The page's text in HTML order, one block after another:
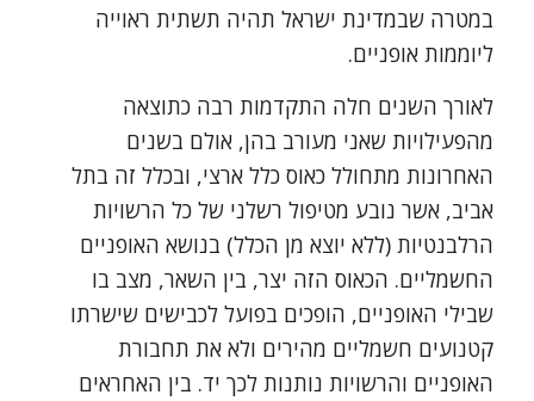
במטרה שבמדינת ישראל תהיה תשתית ראוייה
ליוממות אופניים.
לאורך השנים חלה התקדמות רבה כתוצאה
מהפעילויות שאני מעורב בהן, אולם בשנים
האחרונות מתחולל כאוס כלל ארצי, ובכלל זה בתל
אביב, אשר נובע מטיפול רשלני של כל הרשויות
הרלבנטיות (ללא יוצא מן הכלל) בנושא האופניים
החשמליים. הכאוס הזה יצר, בין השאר, מצב בו
שבילי האופניים, הופכים בפועל לכבישים שישרתו
קטנועים חשמליים מהירים ולא את תחבורת
האופניים והרשויות נותנות לכך יד. בין האחראים